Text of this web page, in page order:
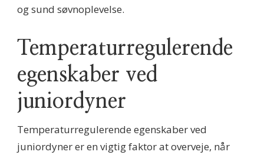
og sund søvnoplevelse.
Temperaturregulerende
egenskaber ved
juniordyner
Temperaturregulerende egenskaber ved
juniordyner er en vigtig faktor at overveje, når